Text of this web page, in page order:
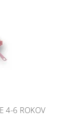
4-6 ROKOV